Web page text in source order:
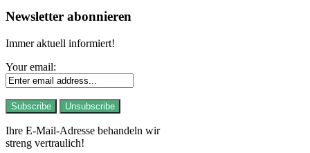
Newsletter abonnieren
Immer aktuell informiert!
Your email:
Ihre E-Mail-Adresse behandeln wir
streng vertraulich!